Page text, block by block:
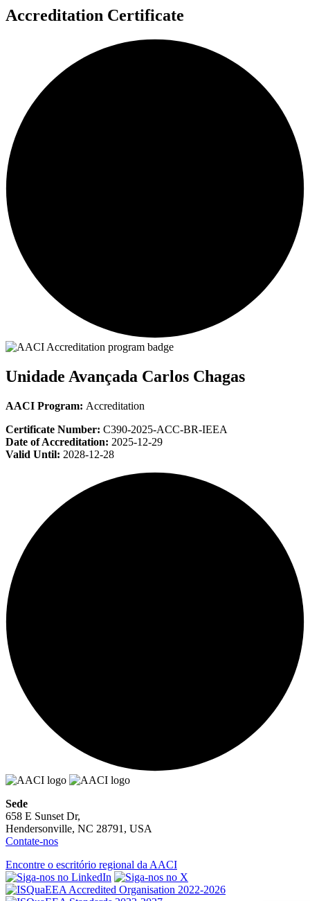
Accreditation Certificate
Unidade Avançada Carlos Chagas
AACI Program: Accreditation
Certificate Number: C390-2025-ACC-BR-IEEA
Date of Accreditation: 2025-12-29
Valid Until: 2028-12-28
Sede
658 E Sunset Dr,
Hendersonville, NC 28791, USA
Contate-nos
Encontre o escritório regional da AACI